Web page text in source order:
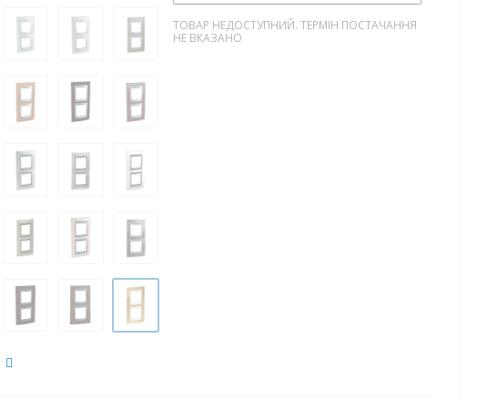
ТОВАР НЕДОСТУПНИЙ. ТЕРМІН ПОСТАЧАННЯ
НЕ ВКАЗАНО